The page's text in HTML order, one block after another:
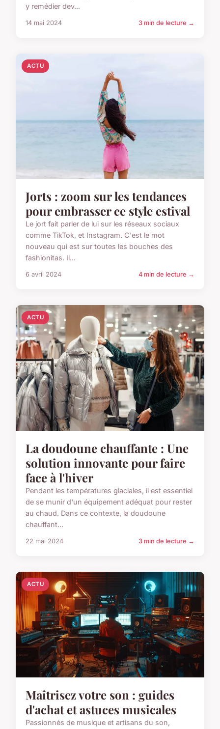
y remédier dev...
14 mai 2024 3 min de lecture →
ACTU
Jorts : zoom sur les tendances
pour embrasser ce style estival
Le jort fait parler de lui sur les réseaux sociaux
comme TikTok, et Instagram. C'est le mot
nouveau qui est sur toutes les bouches des
fashionitas. Il...
6 avril 2024 4 min de lecture →
ACTU
La doudoune chauffante : Une
solution innovante pour faire
face à l'hiver
Pendant les températures glaciales, il est essentiel
de se munir d'un équipement adéquat pour rester
au chaud. Dans ce contexte, la doudoune
chauffant...
22 mai 2024 3 min de lecture →
ACTU
Maîtrisez votre son : guides
d'achat et astuces musicales
Passionnés de musique et artisans du son,